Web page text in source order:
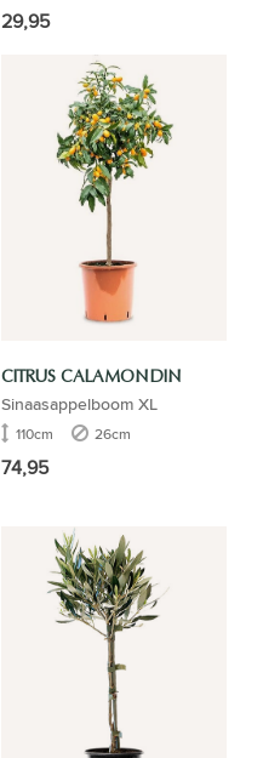
29,95
CITRUS CALAMONDIN
Sinaasappelboom XL
110cm 26cm
74,95